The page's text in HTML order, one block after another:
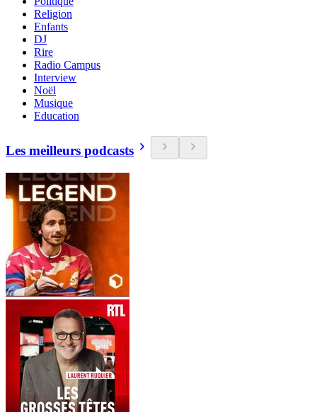
Religion
Enfants
DJ
Rire
Radio Campus
Interview
Noël
Musique
Education
Les meilleurs podcasts